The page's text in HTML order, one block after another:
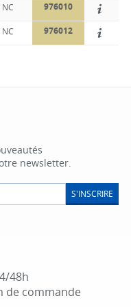
NC 976010
NC 976012
newsletter.
S'INSCRIRE
48h
commande